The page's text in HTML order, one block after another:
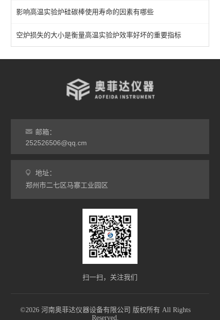
实验室马弗炉
箱式高温炉
灰分马弗炉
非标定做马弗炉
工业马弗炉
影响高温实验炉硅碳棒使用寿命的因素有哪些
空炉损失的大小是衡量高温实验炉效率好坏的重要指标
邮箱：
252526506@qq.cm
地址：
郑州市二七区马寨工业园区
扫一扫，关注我们
©2026 河南奥菲达仪器设备有限公司 版权所有 All Rights
Reserved.